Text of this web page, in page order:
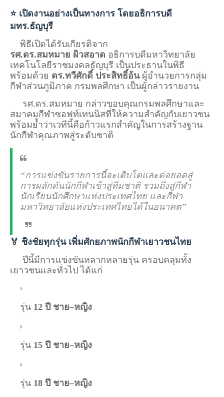
⭐ เปิดงานอย่างเป็นทางการ โดยอธิการบดี
มทร.ธัญบุรี
พิธีเปิดได้รับเกียรติจาก
รศ.ดร.สมหมาย ผิวสอาด อธิการบดีมหาวิทยาลัย
เทคโนโลยีราชมงคลธัญบุรี เป็นประธานในพิธี
พร้อมด้วย ดร.ทวีศักดิ์ ประสิทธิ์อ้นผู้อำนวยการกลุ่ม
กีฬาส่วนภูมิภาค กรมพลศึกษา เป็นผู้กล่าวรายงาน
รศ.ดร.สมหมาย กล่าวขอบคุณกรมพลศึกษาและ
สมาคมกีฬาซอฟท์เทนนิสที่ให้ความสำคัญกับเยาวชน
พร้อมย้ำว่าเวทีนี้คือก้าวแรกสำคัญในการสร้างฐาน
นักกีฬาคุณภาพสู่ระดับชาติ
“การแข่งขันรายการนี้จะเติบโตและต่อยอดสู่
การผลักดันนักกีฬาเข้าสู่ทีมชาติ รวมถึงสู่กีฬา
นักเรียนนักศึกษาแห่งประเทศไทย และกีฬา
มหาวิทยาลัยแห่งประเทศไทยได้ในอนาคต”
🏅 ชิงชัยทุกรุ่น เพิ่มศักยภาพนักกีฬาเยาวชนไทย
ปีนี้มีการแข่งขันหลากหลายรุ่น ครอบคลุมทั้ง
เยาวชนและทั่วไป ได้แก่
รุ่น 12 ปี ชาย–หญิง
รุ่น 15 ปี ชาย–หญิง
รุ่น 18 ปี ชาย–หญิง